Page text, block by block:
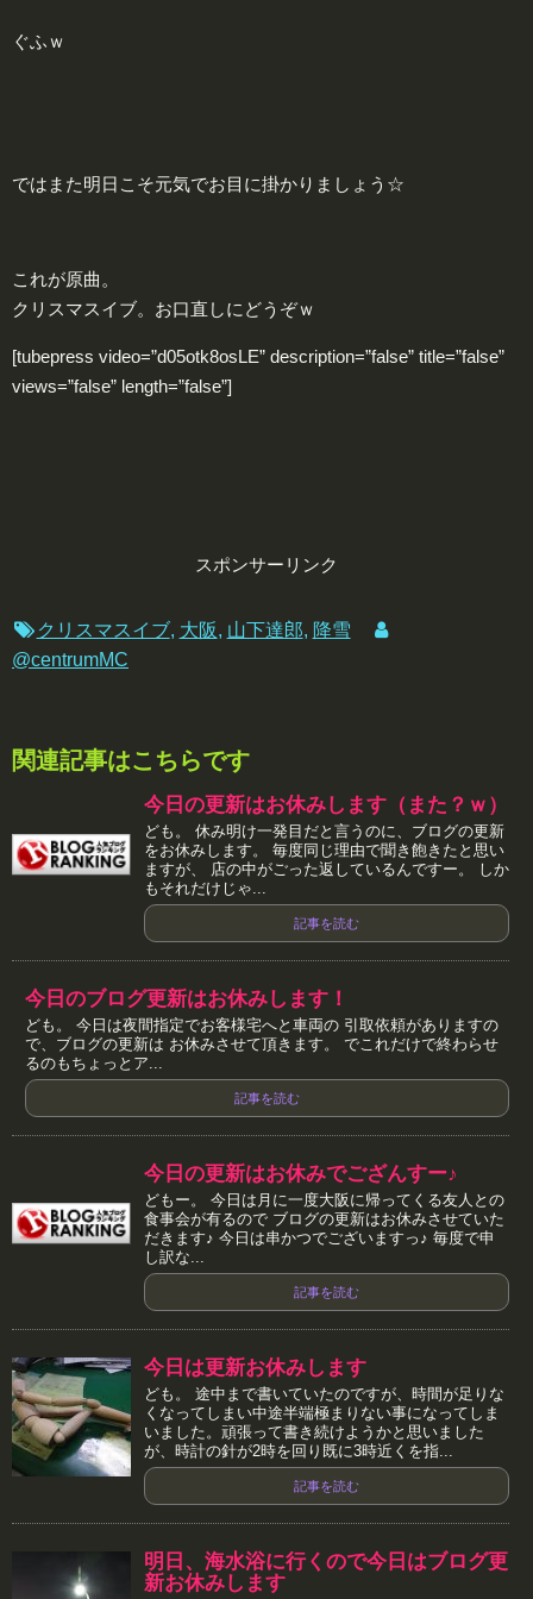
ぐふｗ
ではまた明日こそ元気でお目に掛かりましょう☆
これが原曲。
クリスマスイブ。お口直しにどうぞｗ
[tubepress video=”d05otk8osLE” description=”false” title=”false”
views=”false” length=”false”]
スポンサーリンク
クリスマスイブ, 大阪, 山下達郎, 降雪
@centrumMC
関連記事はこちらです
今日の更新はお休みします（また？ｗ）
ども。 休み明け一発目だと言うのに、ブログの更新
をお休みします。 毎度同じ理由で聞き飽きたと思い
ますが、 店の中がごった返しているんですー。 しか
もそれだけじゃ...
記事を読む
今日のブログ更新はお休みします！
ども。 今日は夜間指定でお客様宅へと車両の 引取依頼がありますの
で、ブログの更新は お休みさせて頂きます。 でこれだけで終わらせ
るのもちょっとア...
記事を読む
今日の更新はお休みでござんすー♪
どもー。 今日は月に一度大阪に帰ってくる友人との
食事会が有るので ブログの更新はお休みさせていた
だきます♪ 今日は串かつでございますっ♪ 毎度で申
し訳な...
記事を読む
今日は更新お休みします
ども。 途中まで書いていたのですが、時間が足りな
くなってしまい中途半端極まりない事になってしま
いました。頑張って書き続けようかと思いました
が、時計の針が2時を回り既に3時近くを指...
記事を読む
明日、海水浴に行くので今日はブログ更
新お休みします